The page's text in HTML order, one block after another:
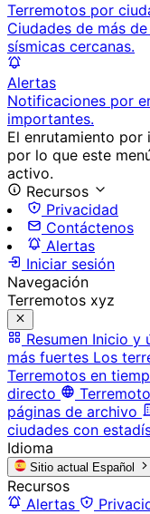
Terremotos por
Ciudades de más
sísmicas cercanas.
Alertas
Notificaciones por
importantes.
El enrutamiento por
por lo que este
activo.
Recursos
Privacidad
Contáctenos
Alertas
Iniciar sesión
Navegación
Terremotos xyz
Resumen Inicio y
más fuertes Los
Terremotos en
directo
páginas de archivo
ciudades con
Idioma
Sitio actual Español
Recursos
Alertas